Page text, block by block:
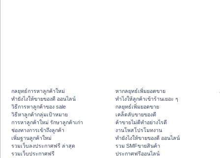
กลยุทธ์การหาลูกค้าใหม่
ทํายังไงให้ขายของดี ออนไลน์
วิธีการหาลูกค้าของ sale
วิธีหาลูกค้ากลุ่มเป้าหมาย
การหาลูกค้าใหม่ รักษาลูกค้าเก่า
ช่องทางการเข้าถึงลูกค้า
เพิ่มฐานลูกค้าใหม่
รวมเว็บลงประกาศฟรี ล่าสุด
รวมเว็บประกาศฟรี
หากลยุทธ์เพิ่มยอดขาย
ทําไงให้ลูกค้าเข้าร้านเยอะ ๆ
กลยุทธ์เพิ่มยอดขาย
เคล็ดลับขายของดี
ค้าขายไม่ดีทำอย่างไรดี
งานโพสโปรโมทงาน
ทํายังไงให้ขายของดี ออนไลน์
รวม SMFขายสินค้า
ประกาศฟรีออนไลน์